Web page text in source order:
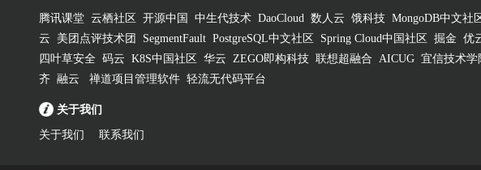
腾讯课堂 云栖社区 开源中国 中生代技术 DaoCloud 数人云 饿科技 MongoDB中文社
云
美团点评技术团 SegmentFault PostgreSQL中文社区 Spring Cloud中国社区 掘金 优
四叶草安全 码云 K8S中国社区 华云 ZEGO即构科技 联想超融合 AICUG 宜信技术学
齐 融云 禅道项目管理软件 轻流无代码平台
关于我们
关于我们 联系我们